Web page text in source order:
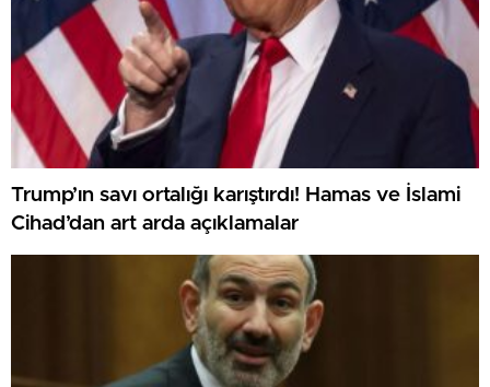
Trump’ın savı ortalığı karıştırdı! Hamas ve İslami
Cihad’dan art arda açıklamalar